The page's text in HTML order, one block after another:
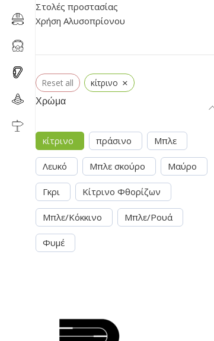
Στολές προστασίας
Χρήση Αλυσοπρίονου
Reset all κίτρινο ×
Χρώμα
κίτρινο πράσινο Μπλε
Λευκό Μπλε σκούρο Μαύρο
Γκρι Κίτρινο Φθορίζων
Μπλε/Κόκκινο Μπλε/Ρουά
Φυμέ